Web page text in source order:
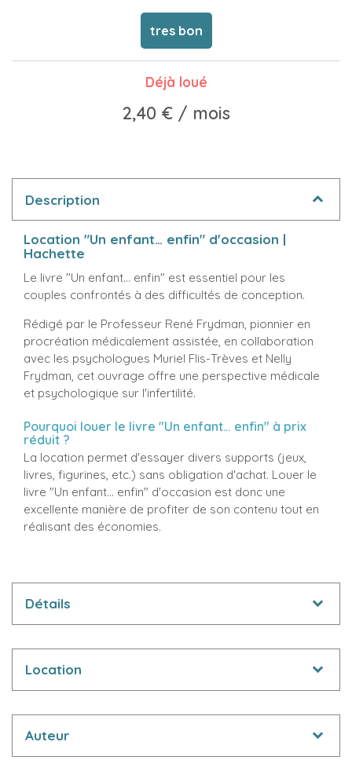
tres bon
Déjà loué
2,40 €/ mois
Description
Location "Un enfant… enfin" d'occasion |
Hachette
Le livre "Un enfant… enfin" est essentiel pour les
couples confrontés à des difficultés de conception.
Rédigé par le Professeur René Frydman, pionnier en
procréation médicalement assistée, en collaboration
avec les psychologues Muriel Flis-Trèves et Nelly
Frydman, cet ouvrage offre une perspective médicale
et psychologique sur l'infertilité.
Pourquoi louer le livre "Un enfant… enfin" à prix
réduit ?
La location permet d'essayer divers supports (jeux,
livres, figurines, etc.) sans obligation d'achat. Louer le
livre "Un enfant… enfin" d'occasion est donc une
excellente manière de profiter de son contenu tout en
réalisant des économies.
Détails
Location
Auteur